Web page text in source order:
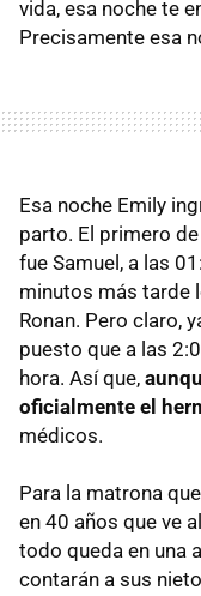
vida, esa noche te
Precisamente esa
Esa noche Emily
parto. El primero
fue Samuel, a las
minutos más tarde
Ronan. Pero claro,
puesto que a las
hora. Así que,
oficialmente el
médicos.
Para la matrona
en 40 años que ve
todo queda en una
contarán a sus